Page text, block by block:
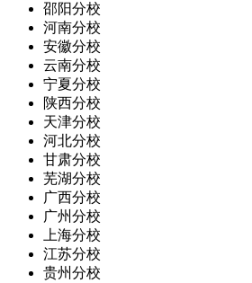
邵阳分校
河南分校
安徽分校
云南分校
宁夏分校
陕西分校
天津分校
河北分校
甘肃分校
芜湖分校
广西分校
广州分校
上海分校
江苏分校
贵州分校